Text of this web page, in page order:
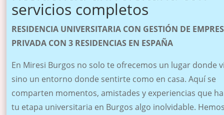
servicios completos
RESIDENCIA UNIVERSITARIA CON GESTIÓN DE
PRIVADA CON 3 RESIDENCIAS EN ESPAÑA
En Miresi Burgos no solo te ofrecemos un lugar donde
sino un entorno donde sentirte como en casa. Aquí se
comparten momentos, amistades y experiencias que
tu etapa universitaria en Burgos algo inolvidable.